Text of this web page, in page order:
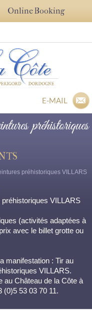
Online Booking
E-MAIL
préhistoriques
préhistoriques VILLARS
VILLARS
(activités adaptées à
avec le billet grotte ou
manifestation : Tir au
VILLARS.
au Château de la Côte à
(0)5 53 03 70 11.